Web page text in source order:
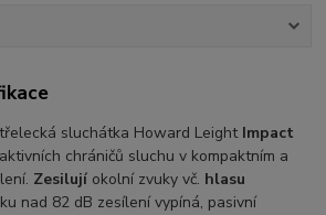
sluchátka Howard Leight Impact
chráničů sluchu v kompaktním a
Zesilují okolní zvuky vč. hlasu
nad 82 dB zesílení vypíná, pasivní